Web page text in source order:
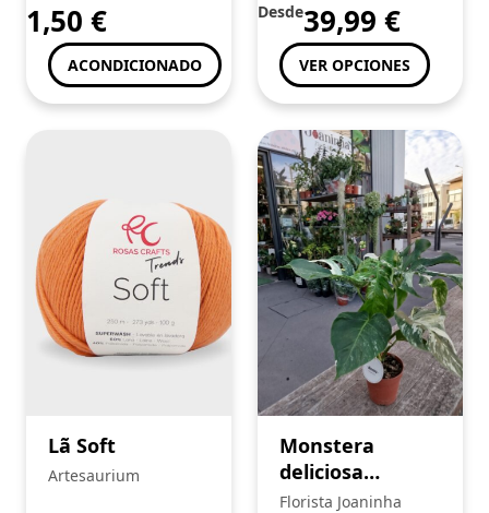
1,50 €
ACONDICIONADO
Desde39,99 €
VER OPCIONES
Lã Soft
Artesaurium
Monstera
deliciosa
variegatta
Florista Joaninha